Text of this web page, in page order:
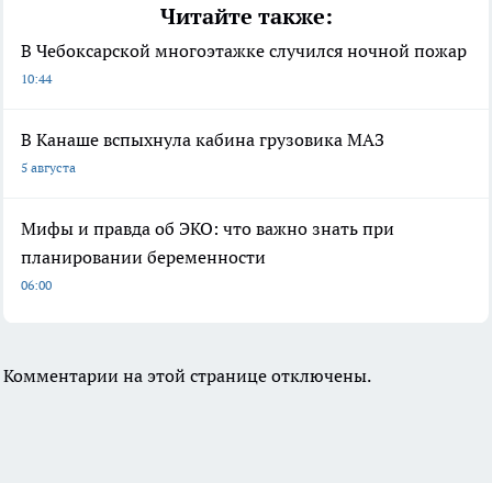
Читайте также:
В Чебоксарской многоэтажке случился ночной пожар
10:44
В Канаше вспыхнула кабина грузовика МАЗ
5 августа
Мифы и правда об ЭКО: что важно знать при
планировании беременности
06:00
Комментарии на этой странице отключены.